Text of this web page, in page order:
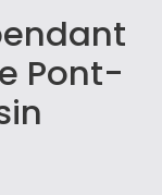
Pont-